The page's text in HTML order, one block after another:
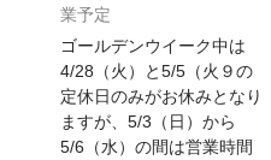
業予定
ゴールデンウイーク中は
4/28（火）と5/5（火９の
定休日のみがお休みとなり
ますが、5/3（日）から
5/6（水）の間は営業時間